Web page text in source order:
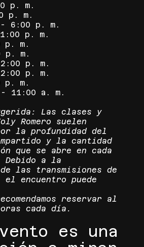
p. m.
p. m.
- 6:00 p. m.
p. m.
p. m.
p. m.
p. m.
p. m.
p. m.
- 11:00 a. m.
Las clases y
Romero suelen
la profundidad del
y la cantidad
que se abre en cada
Debido a la
las transmisiones de
el encuentro puede
reservar al
cada día.
es una